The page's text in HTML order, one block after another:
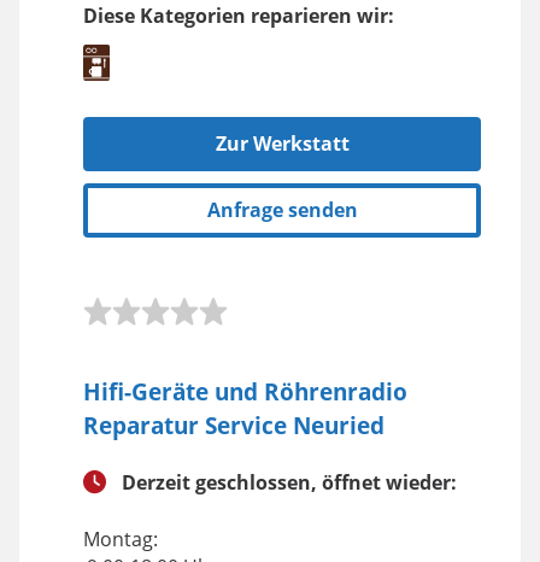
Diese Kategorien reparieren wir:
Zur Werkstatt
Anfrage senden
Hifi-Geräte und Röhrenradio
Reparatur Service Neuried
Derzeit geschlossen, öffnet wieder:
Montag: